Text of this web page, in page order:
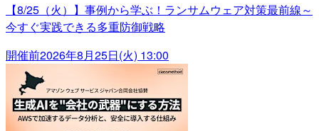
【8/25（火）】事例から学ぶ！ランサムウェア対策最前線～
今すぐ実践できる多重防御戦略
開催前2026年8月25日(火) 13:00